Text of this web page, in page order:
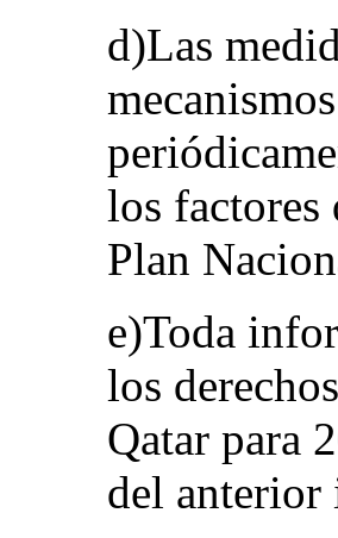
d)Las
los
Plan
e)Toda
los
Qatar para
del anterior